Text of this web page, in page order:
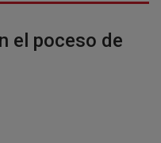
el poceso de